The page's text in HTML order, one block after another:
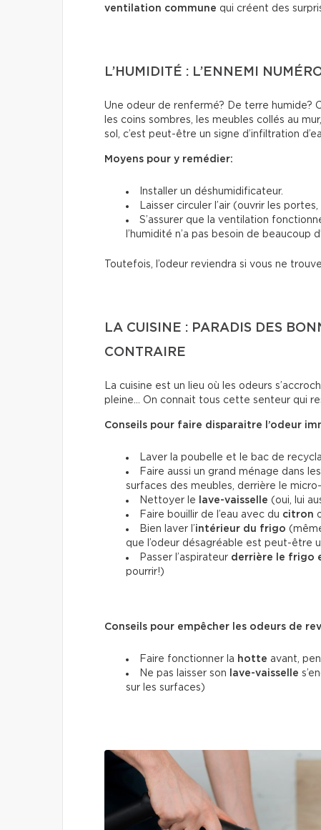
ventilation commune qui créent des
L’HUMIDITÉ : L’ENNEMI
Une odeur de renfermé? De terre humide?
les coins sombres, les meubles collés au
sol, c’est peut-être un signe d’infiltration
Moyens pour y remédier:
Installer un déshumidificateur.
Laisser circuler l’air (ouvrir les
S’assurer que la ventilation
l’humidité n’a pas besoin de beaucoup
Toutefois, l’odeur reviendra si vous ne
LA CUISINE : PARADIS DES
CONTRAIRE
La cuisine est un lieu où les odeurs
pleine… On connait tous cette senteur qui
Conseils pour faire disparaitre l’odeur
Laver la poubelle et le bac de
Faire aussi un grand ménage dans les
surfaces des meubles, derrière le
Nettoyer le
lave-vaisselle (oui, lui
Faire bouillir de l’eau avec du citron
Bien laver l’intérieur du frigo
que l’odeur désagréable est peut-être
Passer l’aspirateur derrière le frigo
pourrir!)
Conseils pour empêcher les odeurs de
Faire fonctionner la hotte avant,
Ne pas laisser son
lave-vaisselle
sur les surfaces)